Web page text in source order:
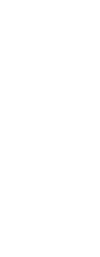
中国
亚文
究、
、韩
与文
究、
台湾